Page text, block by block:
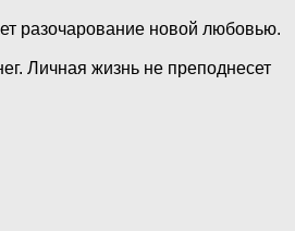
разочарование новой любовью.
Личная жизнь не преподнесет